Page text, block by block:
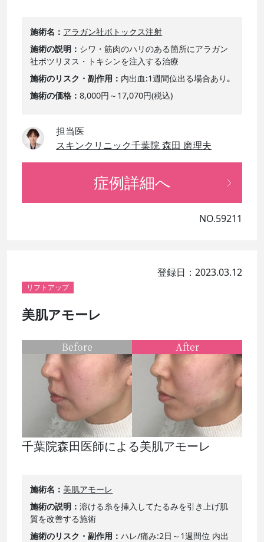
施術名
アラガン社ボトックス注射
施術の説明
シワ・筋肉のハリのある箇所にアラガン
社ボツリヌス・トキシンを注入する治療
施術のリスク・副作用
内出血:1週間位出る場合あり｡
施術の価格
8,000円～17,070円(税込)
担当医
スキンクリニック千葉院 森田 磨理夫
症例詳細へ
NO.59211
登録日：2023.03.12
リフトアップ
美肌アモーレ
千葉院森田医師による美肌アモーレ
施術名
美肌アモーレ
施術の説明
溶ける糸を挿入してたるみを引き上げ肌
質を改善する施術
施術のリスク・副作用
ハレ/痛み:2日～1週間位 内出
Before After